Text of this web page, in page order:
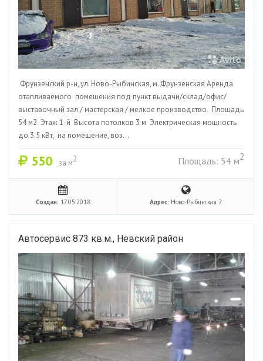
Фрунзенский р-н, ул. Ново-Рыбинская, м. Фрунзенская Аренда
отапливаемого помещения под пункт выдачи/склад/офис/
выставочный зал / мастерская / мелкое производство. Площадь
54 м2 Этаж 1-й Высота потолков 3 м Электрическая мощность
до 3.5 кВт, на помещение, воз...
550 за м2 Площадь: 54 м2
Создан: 17.05.2018 Адрес: Ново-Рыбинская 2
Автосервис 873 кв.м., Невский район